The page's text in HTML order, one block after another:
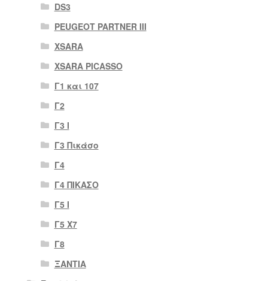
DS3
PEUGEOT PARTNER III
XSARA
XSARA PICASSO
Γ1 και 107
Γ2
Γ3 Ι
Γ3 Πικάσο
Γ4
Γ4 ΠΙΚΑΣΟ
Γ5 Ι
Γ5 Χ7
Γ8
ΞΑΝΤΙΑ